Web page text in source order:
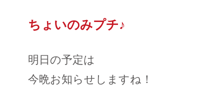
ちょいのみプチ♪
明日の予定は
今晩お知らせしますね！